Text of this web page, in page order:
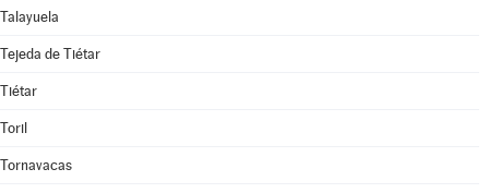
Talayuela
Tejeda de Tiétar
Tiétar
Toril
Tornavacas